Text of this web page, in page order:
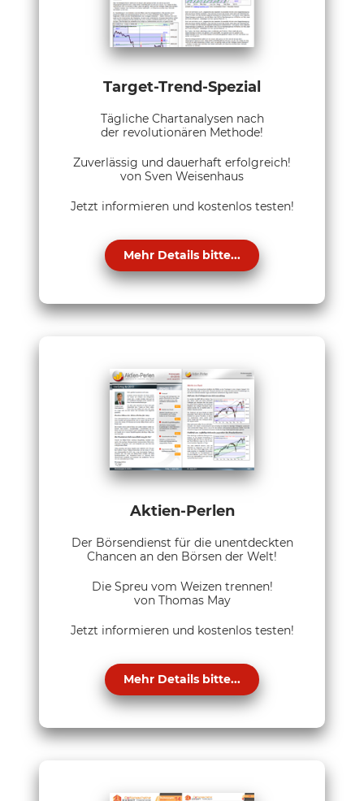
Target-Trend-Spezial
Tägliche Chartanalysen nach
der revolutionären Methode!
Zuverlässig und dauerhaft erfolgreich!
von Sven Weisenhaus
Jetzt informieren und kostenlos testen!
Mehr Details bitte...
Aktien-Perlen
Der Börsendienst für die unentdeckten
Chancen an den Börsen der Welt!
Die Spreu vom Weizen trennen!
von Thomas May
Jetzt informieren und kostenlos testen!
Mehr Details bitte...